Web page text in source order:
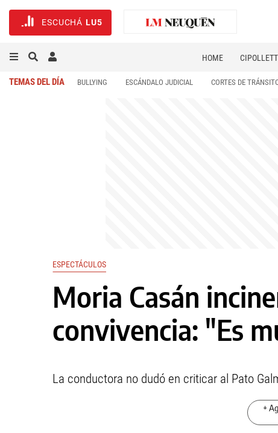
ESCUCHÁ LU5
HOME
TEMAS DEL DÍA BULLYING ESCÁNDALO JUDICIAL CORTES DE
ESPECTÁCULOS
Moria Casán
convivencia: "Es
La conductora no dudó en criticar al Pato
+